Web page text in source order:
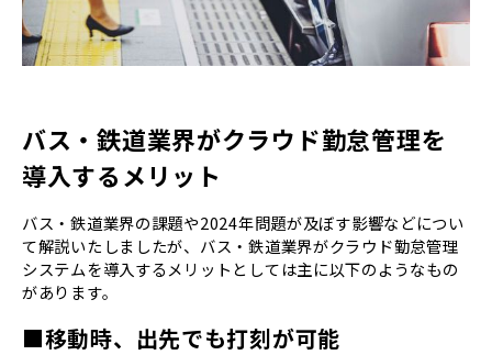
バス・鉄道業界がクラウド勤怠管理を
導入するメリット
バス・鉄道業界の課題や2024年問題が及ぼす影響などについ
て解説いたしましたが、バス・鉄道業界がクラウド勤怠管理
システムを導入するメリットとしては主に以下のようなもの
があります。
■移動時、出先でも打刻が可能